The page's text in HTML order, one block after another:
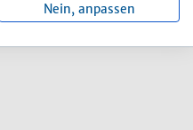
Nein, anpassen